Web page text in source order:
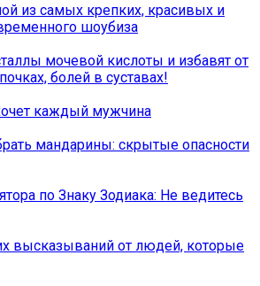
из самых крепких, красивых и
шоубиза
мочевой кислоты и избавят от
болей в суставах!
каждый мужчина
мандарины: скрытые опасности
по Знаку Зодиака: Не ведитесь
высказываний от людей, которые